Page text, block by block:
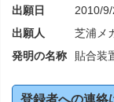
出願日
2010/
出願人
芝浦メ
発明の名称
貼合装
登録者への連絡